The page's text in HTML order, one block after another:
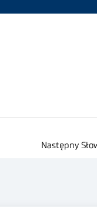
Następny